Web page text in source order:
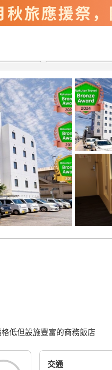
低但設施豐富的商務飯店
交通